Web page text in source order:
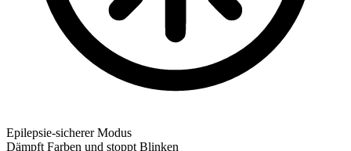
Epilepsie-sicherer Modus
Dämpft Farben und stoppt Blinken